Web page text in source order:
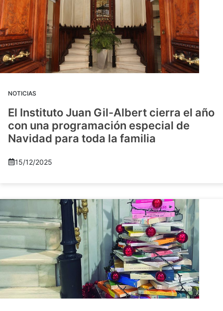
NOTICIAS
El Instituto Juan Gil-Albert cierra el año
con una programación especial de
Navidad para toda la familia
15/12/2025